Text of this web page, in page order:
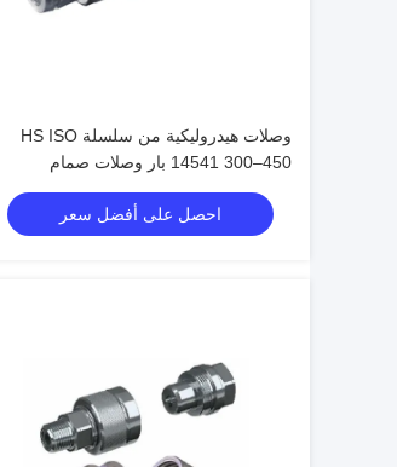
وصلات هيدروليكية من سلسلة HS ISO
14541 300–450 بار وصلات صمام
مخروطي للتوصيل الملولب
احصل على أفضل سعر